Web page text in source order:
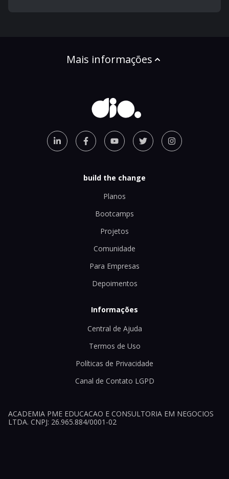
Mais informações
build the change
Planos
Bootcamps
Projetos
Comunidade
Para Empresas
Depoimentos
Informações
Central de Ajuda
Termos de Uso
Políticas de Privacidade
Canal de Contato LGPD
ACADEMIA PME EDUCACAO E CONSULTORIA EM NEGOCIOS
LTDA. CNPJ: 26.965.884/0001-02